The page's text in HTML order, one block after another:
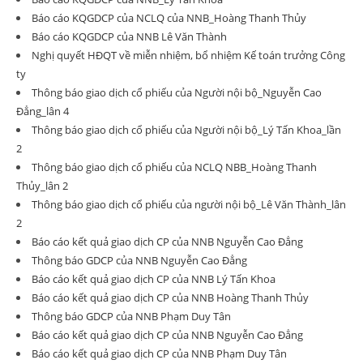
Báo cáo KQGDCP của NCLQ của NNB_Hoàng Thanh Thủy
Báo cáo KQGDCP của NNB Lê Văn Thành
Nghị quyết HĐQT về miễn nhiệm, bổ nhiệm Kế toán trưởng Công
ty
Thông báo giao dịch cổ phiếu của Người nội bộ_Nguyễn Cao
Đẳng_lân 4
Thông báo giao dịch cổ phiếu của Người nội bộ_Lý Tấn Khoa_lần
2
Thông báo giao dịch cổ phiếu của NCLQ NBB_Hoàng Thanh
Thủy_lân 2
Thông báo giao dịch cổ phiếu của người nội bộ_Lê Văn Thành_lân
2
Báo cáo kết quả giao dịch CP của NNB Nguyễn Cao Đẳng
Thông báo GDCP của NNB Nguyễn Cao Đẳng
Báo cáo kết quả giao dịch CP của NNB Lý Tấn Khoa
Báo cáo kết quả giao dịch CP của NNB Hoàng Thanh Thủy
Thông báo GDCP của NNB Phạm Duy Tân
Báo cáo kết quả giao dịch CP của NNB Nguyễn Cao Đẳng
Báo cáo kết quả giao dịch CP của NNB Phạm Duy Tân